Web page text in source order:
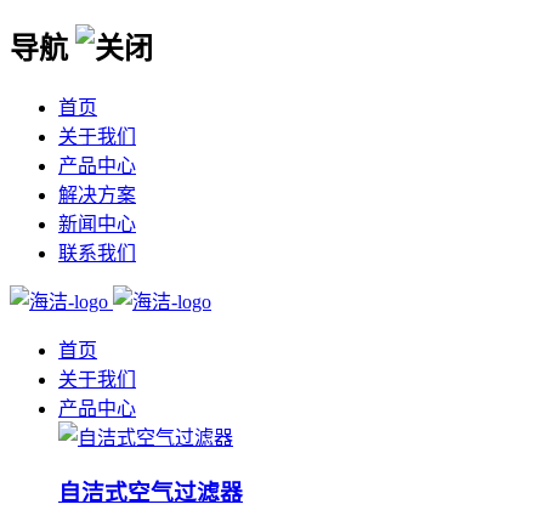
导航
首页
关于我们
产品中心
解决方案
新闻中心
联系我们
首页
关于我们
产品中心
自洁式空气过滤器